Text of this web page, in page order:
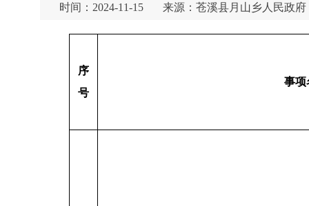
时间：2024-11-15 来源：苍溪县月山乡人民政府
序
号
事项